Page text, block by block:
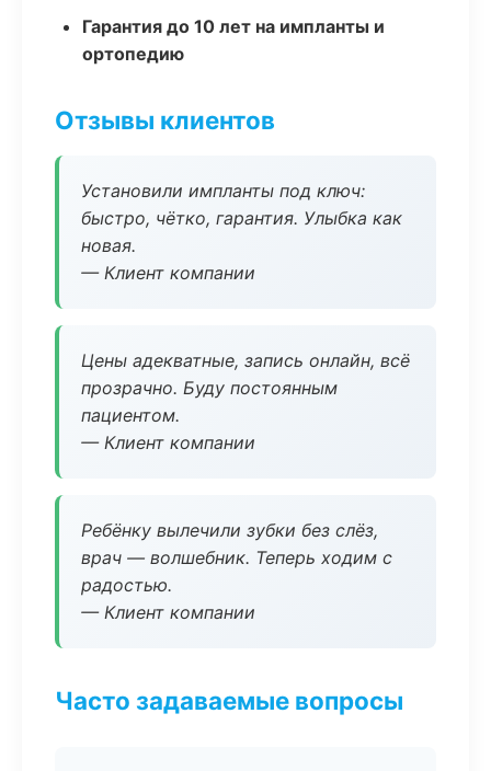
Гарантия до 10 лет на импланты и
ортопедию
Отзывы клиентов
Установили импланты под ключ:
быстро, чётко, гарантия. Улыбка как
новая.
— Клиент компании
Цены адекватные, запись онлайн, всё
прозрачно. Буду постоянным
пациентом.
— Клиент компании
Ребёнку вылечили зубки без слёз,
врач — волшебник. Теперь ходим с
радостью.
— Клиент компании
Часто задаваемые вопросы